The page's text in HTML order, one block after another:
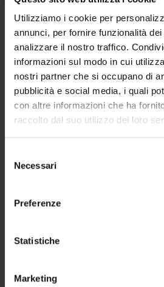
Utilizziamo i cookie per
annunci, per fornire funzionalità
analizzare il nostro traffico.
informazioni sul modo in cui
nostri partner che si occupano di
pubblicità e social media, i quali
con altre informazioni che ha
raccolto dal suo utilizzo dei loro
delNecessari
Preferenze
Statistiche
Marketing
11/06/2025 - 14:00
Pisa (PI), Hotel
Via Carlo Matteucci 81
Evento